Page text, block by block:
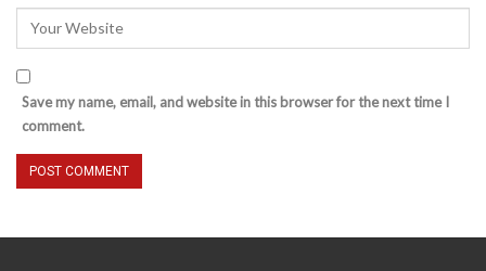
Save my name, email, and website in this browser for the next time I
comment.